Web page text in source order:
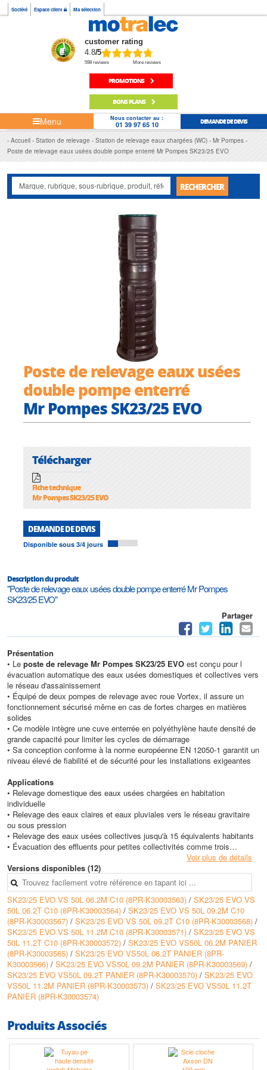
Société Espace client Ma sélection
customer rating
4.8/5
598 reviews More reviews
PROMOTIONS
BONS PLANS
Menu Nous contacter au :
01 39 97 65 10 DEMANDE DE DEVIS
Accueil Station de relevage Station de relevage eaux chargées (WC)
Mr Pompes
Poste de relevage eaux usées double pompe enterré Mr Pompes SK23/25 EVO
RECHERCHER
Poste de relevage eaux usées
double pompe enterré
Mr Pompes SK23/25 EVO
Télécharger
Fiche technique
Mr Pompes SK23/25 EVO
DEMANDE DE DEVIS
Disponible sous 3/4 jours
Description du produit
"Poste de relevage eaux usées double pompe enterré Mr Pompes
SK23/25 EVO"
Partager
Présentation
• Le poste de relevage Mr Pompes SK23/25 EVO est conçu pour l
évacuation automatique des eaux usées domestiques et collectives vers
le réseau d'assainissement
• Équipé de deux pompes de relevage avec roue Vortex, il assure un
fonctionnement sécurisé même en cas de fortes charges en matières
solides
• Ce modèle intègre une cuve enterrée en polyéthylène haute densité de
grande capacité pour limiter les cycles de démarrage
• Sa conception conforme à la norme européenne EN 12050-1 garantit un
niveau élevé de fiabilité et de sécurité pour les installations exigeantes
Applications
• Relevage domestique des eaux usées chargées en habitation
individuelle
• Relevage des eaux claires et eaux pluviales vers le réseau gravitaire
ou sous pression
• Relevage des eaux usées collectives jusqu'à 15 équivalents habitants
• Évacuation des effluents pour petites collectivités comme trois
• Relevage des eaux usées dans bâtiments tertiaires de petite taille
Avantages
• Sécurisation de l installation grâce à la présence d une pompe de
secours en alternance
• Surveillance renforcée par coffret électrique de commande avec alarme
visuelle et sonore intégrée
• Maintenance facilitée par le pied d assise et les barres de guidage
permettant la remontée des pompes sans démontage de la tuyauterie
• Flexibilité d utilisation en mode manuel ou automatique selon les
besoins de l'exploitation
• Adaptation aux installations collectives jusqu'à 15 équivalents habitants
avec grande capacité de cuve
Conception
• Cuve en polyéthylène haute densité traitée anti UV de 960 litres pour
pose enterrée
• Anneau d ancrage moulé dans la masse de diamètre 800 mm pour
lestage en présence de nappe phréatique
Voir plus de détails
Versions disponibles (12)
SK23/25 EVO VS 50L 06.2M C10 (8PR-K30003563) / SK23/25 EVO VS
50L 06.2T C10 (8PR-K30003564) / SK23/25 EVO VS 50L 09.2M C10
(8PR-K30003567) / SK23/25 EVO VS 50L 09.2T C10 (8PR-K30003568) /
SK23/25 EVO VS 50L 11.2M C10 (8PR-K30003571) / SK23/25 EVO VS
50L 11.2T C10 (8PR-K30003572) / SK23/25 EVO VS50L 06.2M PANIER
(8PR-K30003565) / SK23/25 EVO VS50L 06.2T PANIER (8PR-
K30003566) / SK23/25 EVO VS50L 09.2M PANIER (8PR-K30003569) /
SK23/25 EVO VS50L 09.2T PANIER (8PR-K30003570) / SK23/25 EVO
VS50L 11.2M PANIER (8PR-K30003573) / SK23/25 EVO VS50L 11.2T
PANIER (8PR-K30003574)
Produits Associés